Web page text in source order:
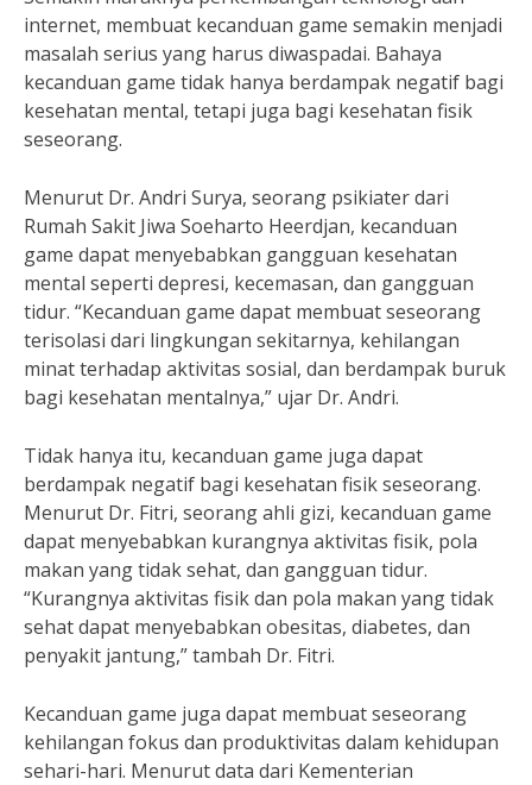
internet, membuat kecanduan game semakin menjadi
masalah serius yang harus diwaspadai. Bahaya
kecanduan game tidak hanya berdampak negatif bagi
kesehatan mental, tetapi juga bagi kesehatan fisik
seseorang.
Menurut Dr. Andri Surya, seorang psikiater dari
Rumah Sakit Jiwa Soeharto Heerdjan, kecanduan
game dapat menyebabkan gangguan kesehatan
mental seperti depresi, kecemasan, dan gangguan
tidur. “Kecanduan game dapat membuat seseorang
terisolasi dari lingkungan sekitarnya, kehilangan
minat terhadap aktivitas sosial, dan berdampak buruk
bagi kesehatan mentalnya,” ujar Dr. Andri.
Tidak hanya itu, kecanduan game juga dapat
berdampak negatif bagi kesehatan fisik seseorang.
Menurut Dr. Fitri, seorang ahli gizi, kecanduan game
dapat menyebabkan kurangnya aktivitas fisik, pola
makan yang tidak sehat, dan gangguan tidur.
“Kurangnya aktivitas fisik dan pola makan yang tidak
sehat dapat menyebabkan obesitas, diabetes, dan
penyakit jantung,” tambah Dr. Fitri.
Kecanduan game juga dapat membuat seseorang
kehilangan fokus dan produktivitas dalam kehidupan
sehari-hari. Menurut data dari Kementerian